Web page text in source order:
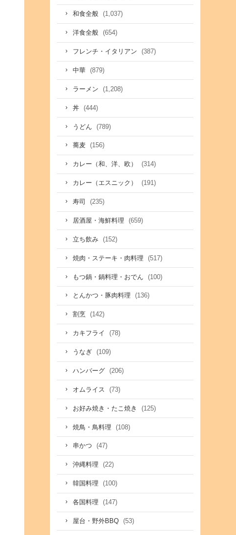
和食全般 (1,037)
洋食全般 (654)
フレンチ・イタリアン (387)
中華 (879)
ラーメン (1,208)
丼 (444)
うどん (789)
蕎麦 (156)
カレー（和、洋、欧） (314)
カレー（エスニック） (191)
寿司 (235)
居酒屋・海鮮料理 (659)
立ち飲み (152)
焼肉・ステーキ・肉料理 (517)
もつ鍋・鍋料理・おでん (100)
とんかつ・豚肉料理 (136)
割烹 (142)
カキフライ (78)
うなぎ (109)
ハンバーグ (206)
オムライス (73)
お好み焼き・たこ焼き (125)
焼鳥・鳥料理 (108)
串かつ (47)
沖縄料理 (22)
韓国料理 (100)
各国料理 (147)
屋台・野外BBQ (53)